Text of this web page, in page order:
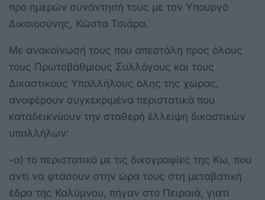
προ ημερών συνάντησή τους με τον Υπουργό
Δικαιοσύνης, Κώστα Τσιάρα.
Με ανακοίνωσή τους που απεστάλη προς όλους
τους Πρωτοβάθμιους Συλλόγους και τους
Δικαστικούς Υπαλλήλους όλης της χώρας,
αναφέρουν συγκεκριμένα περιστατικά που
καταδεικνύουν την σταθερή έλλειψη δικαστικών
υπαλλήλων:
-α) το περιστατικό με τις δικογραφίες της Κω, που
αντί να φτάσουν στην ώρα τους στη μεταβατική
έδρα της Καλύμνου, πήγαν στο Πειραιά, γιατί